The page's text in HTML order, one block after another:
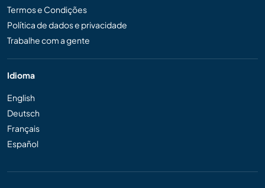
Termos e Condições
Política de dados e privacidade
Trabalhe com a gente
Idioma
English
Deutsch
Français
Español